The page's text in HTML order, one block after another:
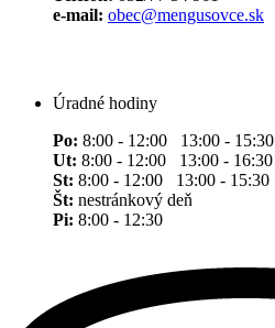
e-mail: obec@mengusovce.sk
Úradné hodiny
Po: 8:00 - 12:00 13:00 - 15:30
Ut: 8:00 - 12:00 13:00 - 16:30
St: 8:00 - 12:00 13:00 - 15:30
Št: nestránkový deň
Pi: 8:00 - 12:30